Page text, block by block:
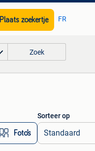
Plaats zoekertje FR
Zoek
Foto’s
Sorteer op